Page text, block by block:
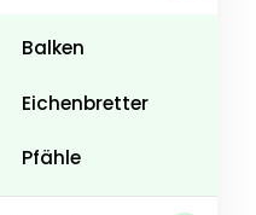
Balken
Eichenbretter
Pfähle